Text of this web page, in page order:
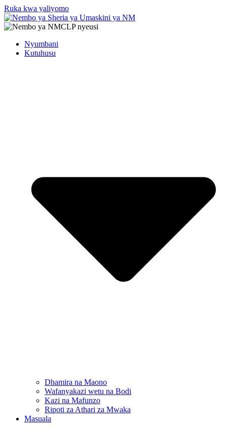
Ruka kwa yaliyomo
Nyumbani
Kutuhusu
Dhamira na Maono
Wafanyakazi wetu na Bodi
Kazi na Mafunzo
Ripoti za Athari za Mwaka
Masuala